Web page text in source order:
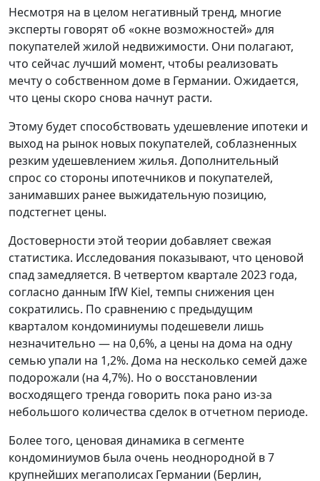
Несмотря на в целом негативный тренд, многие
эксперты говорят об «окне возможностей» для
покупателей жилой недвижимости. Они полагают,
что сейчас лучший момент, чтобы реализовать
мечту о собственном доме в Германии. Ожидается,
что цены скоро снова начнут расти.
Этому будет способствовать удешевление ипотеки и
выход на рынок новых покупателей, соблазненных
резким удешевлением жилья. Дополнительный
спрос со стороны ипотечников и покупателей,
занимавших ранее выжидательную позицию,
подстегнет цены.
Достоверности этой теории добавляет свежая
статистика. Исследования показывают, что ценовой
спад замедляется. В четвертом квартале 2023 года,
согласно данным IfW Kiel, темпы снижения цен
сократились. По сравнению с предыдущим
кварталом кондоминиумы подешевели лишь
незначительно — на 0,6%, а цены на дома на одну
семью упали на 1,2%. Дома на несколько семей даже
подорожали (на 4,7%). Но о восстановлении
восходящего тренда говорить пока рано из-за
небольшого количества сделок в отчетном периоде.
Более того, ценовая динамика в сегменте
кондоминиумов была очень неоднородной в 7
крупнейших мегаполисах Германии (Берлин,